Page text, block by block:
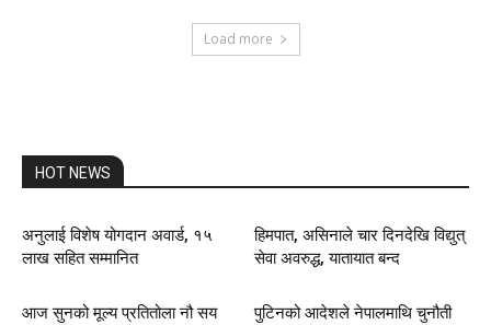
Load more
HOT NEWS
अनुलाई विशेष योगदान अवार्ड, १५
लाख सहित सम्मानित
हिमपात, असिनाले चार दिनदेखि विद्युत्
सेवा अवरुद्ध, यातायात बन्द
आज सुनको मूल्य प्रतितोला नौ सय
पुटिनको आदेशले नेपालमाथि चुनौती